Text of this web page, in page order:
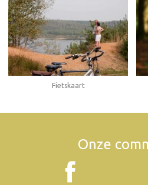
Fietskaart
Onze